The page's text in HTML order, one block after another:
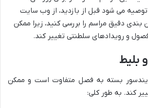
می شود قبل از بازدید، از وب سایت
بندی دقیق مراسم را بررسی کنید، زیرا ممکن
و رویدادهای سلطنتی تغییر کند.
بلیط
بسته به فصل متفاوت است و ممکن
کند. به طور کلی: